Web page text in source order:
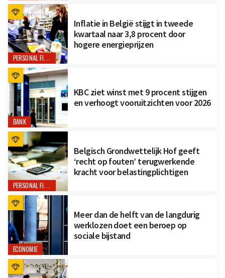
PERSONAL FINANCE
Inflatie in België stijgt in tweede
kwartaal naar 3,8 procent door
hogere energieprijzen
BANK
KBC ziet winst met 9 procent stijgen
en verhoogt vooruitzichten voor 2026
PERSONAL FINANCE
Belgisch Grondwettelijk Hof geeft
‘recht op fouten’ terugwerkende
kracht voor belastingplichtigen
ECONOMIE
Meer dan de helft van de langdurig
werklozen doet een beroep op
sociale bijstand